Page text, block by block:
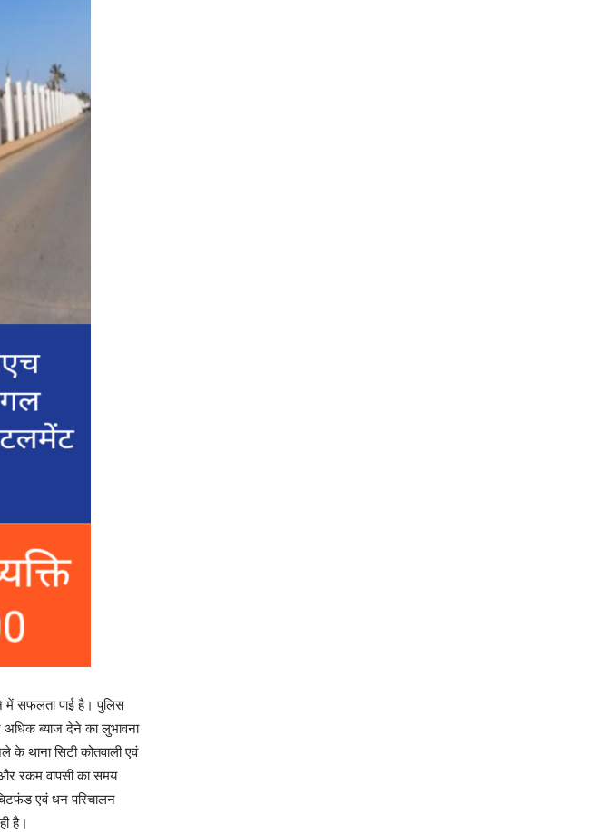
में सफलता पाई है। पुलिस
अधिक ब्याज देने का लुभावना
थाना सिटी कोतवाली एवं
रकम वापसी का समय
एवं धन परिचालन
है।